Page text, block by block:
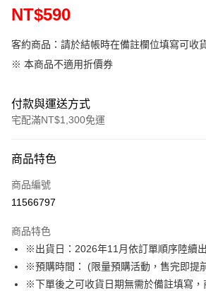
NT$590
客約商品：請於結帳時在備註欄位填寫可收
※ 本商品不適用折價券
付款與運送方式
宅配滿NT$1,300免運
信用卡一次付款
LINE Pay
悠遊付
Google Pay
商品特色
商品編號
11566797
商品特色
※出貨日：2026年11月依訂單順序陸續
※預購時間： (限量預購活動，售完即提
※下單後之可收貨日期無需於備註填寫